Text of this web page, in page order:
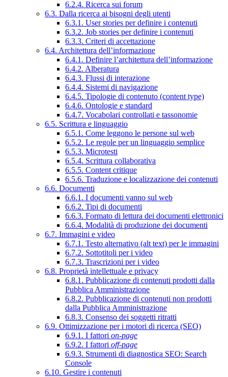
6.2.4. Ricerca sui forum
6.3. Dalla ricerca ai bisogni degli utenti
6.3.1. User stories per definire i contenuti
6.3.2. Job stories per definire i contenuti
6.3.3. Criteri di accettazione
6.4. Architettura dell’informazione
6.4.1. Definire l’architettura dell’informazione
6.4.2. Alberatura
6.4.3. Flussi di interazione
6.4.4. Sistemi di navigazione
6.4.5. Tipologie di contenuto (content type)
6.4.6. Ontologie e standard
6.4.7. Vocabolari controllati e tassonomie
6.5. Scrittura e linguaggio
6.5.1. Come leggono le persone sul web
6.5.2. Le regole per un linguaggio semplice
6.5.3. Microtesti
6.5.4. Scrittura collaborativa
6.5.5. Content critique
6.5.6. Traduzione e localizzazione dei contenuti
6.6. Documenti
6.6.1. I documenti vanno sul web
6.6.2. Tipi di documenti
6.6.3. Formato di lettura dei documenti elettronici
6.6.4. Modalità di produzione dei documenti
6.7. Immagini e video
6.7.1. Testo alternativo (alt text) per le immagini
6.7.2. Sottotitoli per i video
6.7.3. Trascrizioni per i video
6.8. Proprietà intellettuale e privacy
6.8.1. Pubblicazione di contenuti prodotti dalla
Pubblica Amministrazione
6.8.2. Pubblicazione di contenuti non prodotti
dalla Pubblica Amministrazione
6.8.3. Consenso dei soggetti ritratti
6.9. Ottimizzazione per i motori di ricerca (SEO)
6.9.1. I fattori on-page
6.9.2. I fattori off-page
6.9.3. Strumenti di diagnostica SEO: Search
Console
6.10. Gestire i contenuti